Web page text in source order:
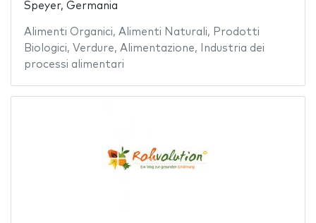
Speyer, Germania
Alimenti Organici, Alimenti Naturali, Prodotti
Biologici, Verdure, Alimentazione,
Industria dei
processi alimentari